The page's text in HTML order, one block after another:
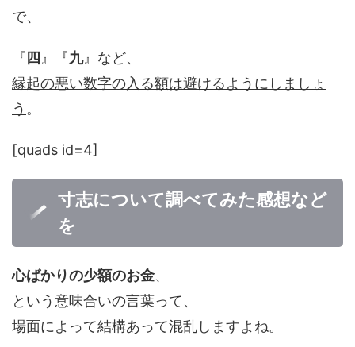
で、
『 四 』『九』など、
縁起の悪い数字の入る額は避けるようにしましょ
う 。
[quads id=4]
寸志について調べてみた感想など
を
心ばかりの少額のお金、
という意味合いの言葉って、
場面によって結構あって混乱しますよね。